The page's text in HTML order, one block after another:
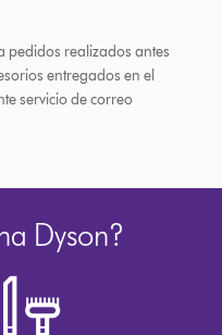
pedidos realizados antes
entregados en el
servicio de correo
Dyson?